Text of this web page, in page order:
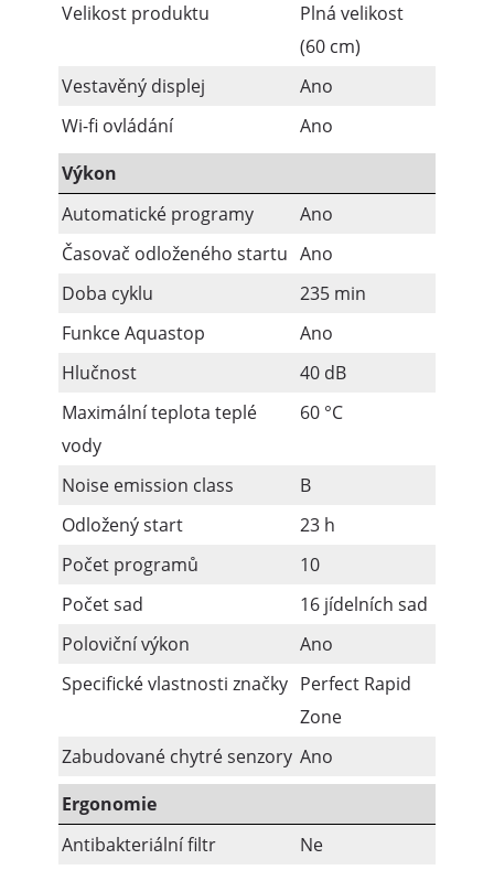
Velikost produktu
Plná velikost
(60 cm)
Vestavěný displej
Ano
Wi-fi ovládání
Ano
Výkon
Automatické programy
Ano
Časovač odloženého startu Ano
Doba cyklu
235 min
Funkce Aquastop
Ano
Hlučnost
40 dB
Maximální teplota teplé
vody
60 °C
Noise emission class
B
Odložený start
23 h
Počet programů
10
Počet sad
16 jídelních sad
Poloviční výkon
Ano
Specifické vlastnosti značky Perfect Rapid
Zone
Zabudované chytré senzory Ano
Ergonomie
Antibakteriální filtr
Ne